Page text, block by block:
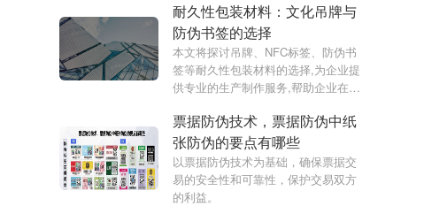
耐久性包装材料：文化吊牌与
防伪书签的选择
本文将探讨吊牌、NFC标签、防伪书
签等耐久性包装材料的选择,为企业提
供专业的生产制作服务,帮助企业在包
力。
票据防伪技术，票据防伪中纸
张防伪的要点有哪些
以票据防伪技术为基础，确保票据交
易的安全性和可靠性，保护交易双方
的利益。